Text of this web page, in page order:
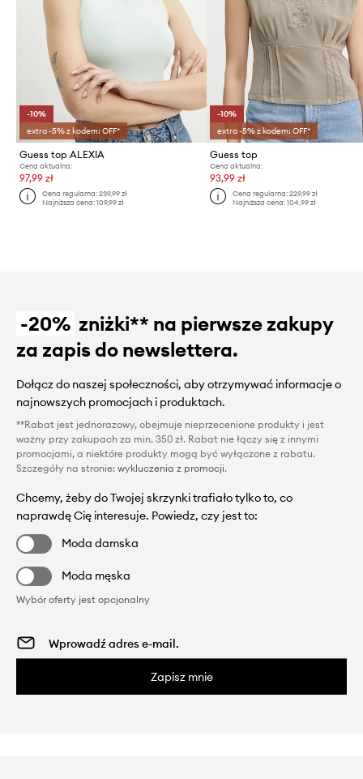
-10%
extra -5% z kodem: OFF*
Guess top ALEXIA
Cena aktualna:
97,99 zł
Cena regularna:239,99 zł
Najniższa cena:109,99 zł
-10%
extra -5% z kodem: OFF*
Guess top
Cena aktualna:
93,99 zł
Cena regularna: 229,99 zł
Najniższa cena: 104,99 zł
-20% zniżki** na pierwsze zakupy
za zapis do newslettera.
Dołącz do naszej społeczności, aby otrzymywać informacje o
najnowszych promocjach i produktach.
**Rabat jest jednorazowy, obejmuje nieprzecenione produkty i jest
ważny przy zakupach za min. 350 zł. Rabat nie łączy się z innymi
promocjami, a niektóre produkty mogą być wyłączone z rabatu.
Szczegóły na stronie: wykluczenia z promocji.
Chcemy, żeby do Twojej skrzynki trafiało tylko to, co
naprawdę Cię interesuje. Powiedz, czy jest to:
Moda damska
Moda męska
Wybór oferty jest opcjonalny
Zapisz mnie